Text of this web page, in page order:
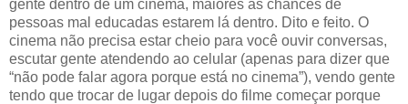
gente dentro de um cinema, maiores as chances de
pessoas mal educadas estarem lá dentro. Dito e feito. O
cinema não precisa estar cheio para você ouvir conversas,
escutar gente atendendo ao celular (apenas para dizer que
“não pode falar agora porque está no cinema”), vendo gente
tendo que trocar de lugar depois do filme começar porque